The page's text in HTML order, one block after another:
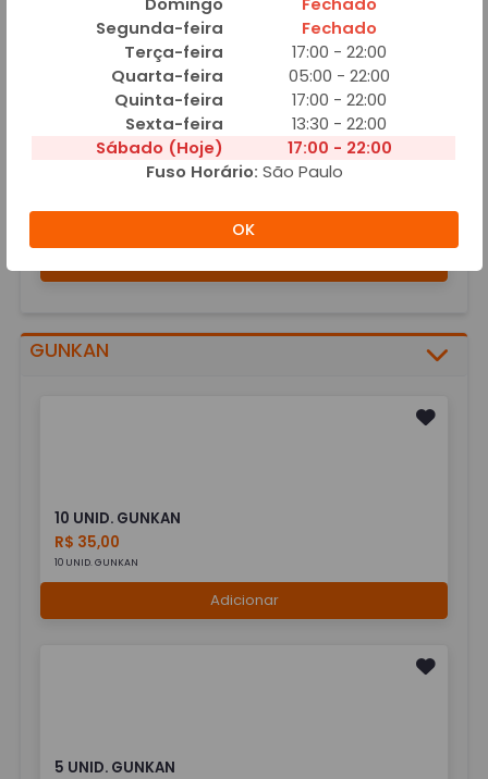
GUNKAN
10 UNID. GUNKAN
R$ 35,00
10 UNID. GUNKAN
Adicionar
5 UNID. GUNKAN
Segunda-feira
Fechado
Terça-feira
17:00 - 22:00
Quarta-feira
05:00 - 22:00
Quinta-feira
17:00 - 22:00
Sexta-feira
13:30 - 22:00
Sábado (Hoje)
17:00 - 22:00
Fuso Horário: São Paulo
OK